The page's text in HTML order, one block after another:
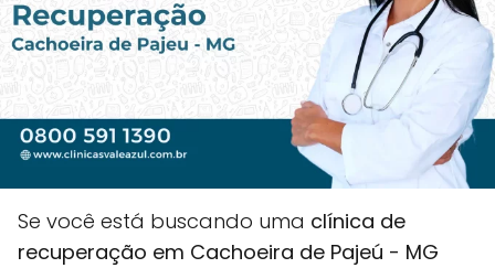
Se você está buscando uma clínica de
recuperação em Cachoeira de Pajeú - MG